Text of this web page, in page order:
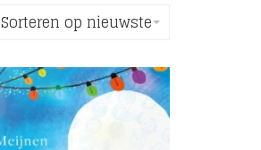
Sorteren op nieuwste